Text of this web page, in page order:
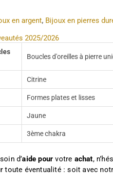
en argent, Bijoux en pierres
2025/2026
Boucles d'oreilles à pierre
Citrine
Formes plates et lisses
Jaune
3ème chakra
d’aide pour votre achat,
toute éventualité : soit avec